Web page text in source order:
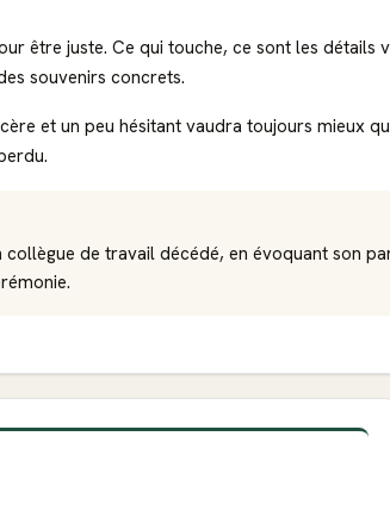
être juste. Ce qui touche, ce sont les détails
souvenirs concrets.
et un peu hésitant vaudra toujours mieux
de travail décédé, en évoquant son